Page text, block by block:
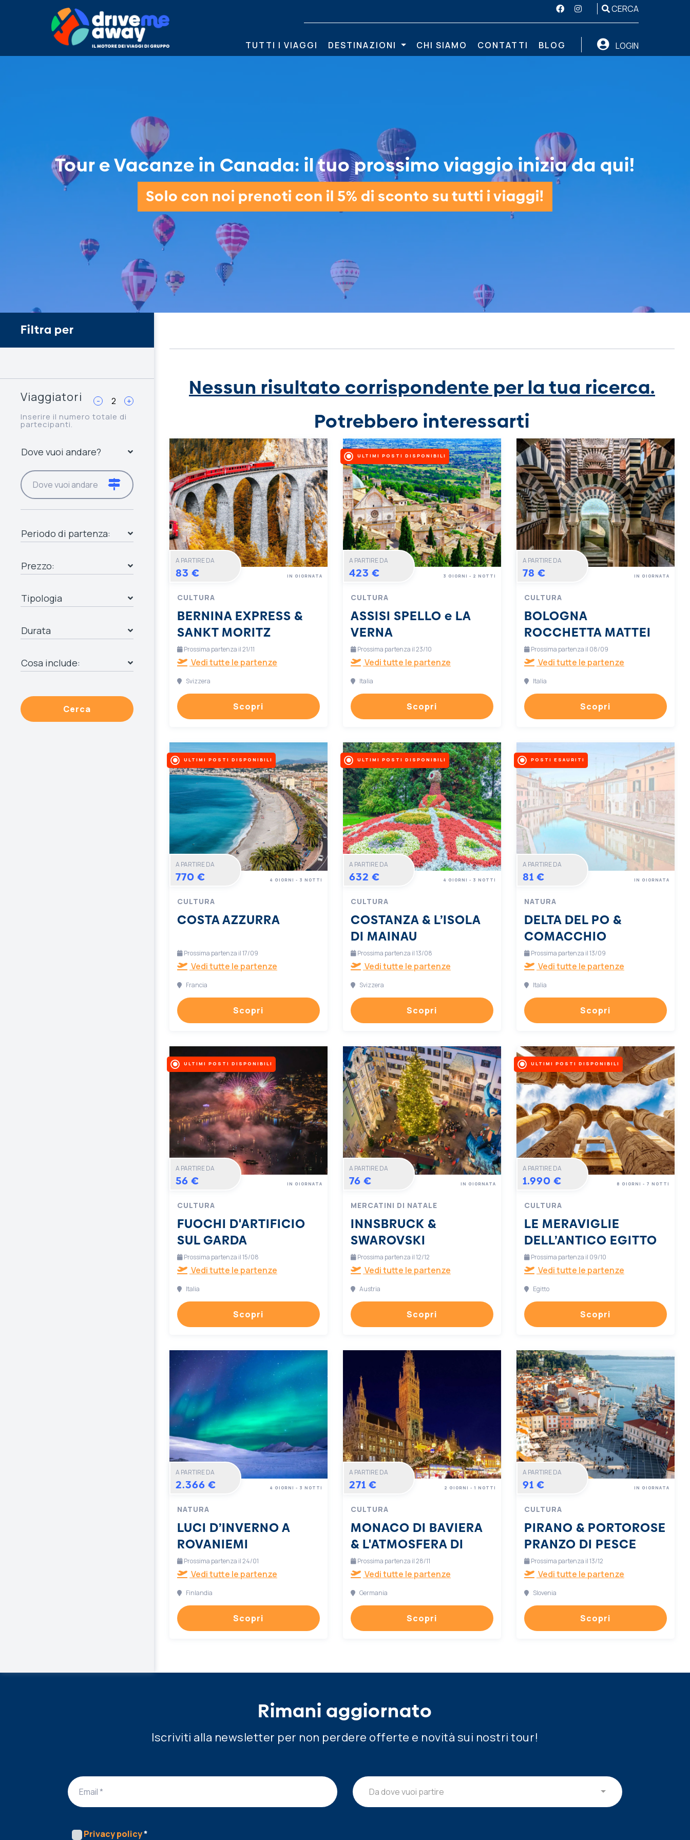
CERCA
TUTTI I VIAGGI DESTINAZIONI CHI SIAMO CONTATTI BLOG LOGIN
Tour e Vacanze in Canada: il tuo prossimo viaggio inizia da qui!
Solo con noi prenoti con il 5% di sconto su tutti i viaggi!
Filtra per
Viaggiatori - +
Inserire il numero totale di
partecipanti.
Dove vuoi andare?
Periodo di partenza:
Prezzo:
Tipologia
Durata
Cosa include:
Cerca
Nessun risultato corrispondente per la tua ricerca.
Potrebbero interessarti
A PARTIRE DA
83 €
CULTURA
BERNINA EXPRESS &
SANKT MORITZ
IN GIORNATA
Prossima partenza il 21/11
Vedi tutte le partenze
Svizzera
Scopri
ULTIMI POSTI DISPONIBILI
A PARTIRE DA
423 €
CULTURA
ASSISI SPELLO e LA
VERNA
3 GIORNI - 2 NOTTI
Prossima partenza il 23/10
Vedi tutte le partenze
Italia
Scopri
A PARTIRE DA
78 €
CULTURA
BOLOGNA
ROCCHETTA MATTEI
IN GIORNATA
Prossima partenza il 08/09
Vedi tutte le partenze
Italia
Scopri
ULTIMI POSTI DISPONIBILI
A PARTIRE DA
770 €
CULTURA
COSTA AZZURRA
4 GIORNI - 3 NOTTI
Prossima partenza il 17/09
Vedi tutte le partenze
Francia
Scopri
ULTIMI POSTI DISPONIBILI
A PARTIRE DA
632 €
CULTURA
COSTANZA & L’ISOLA
DI MAINAU
4 GIORNI - 3 NOTTI
Prossima partenza il 13/08
Vedi tutte le partenze
Svizzera
Scopri
POSTI ESAURITI
A PARTIRE DA
81 €
NATURA
DELTA DEL PO &
COMACCHIO
IN GIORNATA
Prossima partenza il 13/09
Vedi tutte le partenze
Italia
Scopri
ULTIMI POSTI DISPONIBILI
A PARTIRE DA
56 €
CULTURA
FUOCHI D'ARTIFICIO
SUL GARDA
IN GIORNATA
Prossima partenza il 15/08
Vedi tutte le partenze
Italia
Scopri
A PARTIRE DA
76 €
MERCATINI DI NATALE
INNSBRUCK &
SWAROVSKI
IN GIORNATA
Prossima partenza il 12/12
Vedi tutte le partenze
Austria
Scopri
ULTIMI POSTI DISPONIBILI
A PARTIRE DA
1.990 €
CULTURA
LE MERAVIGLIE
DELL’ANTICO EGITTO
8 GIORNI - 7 NOTTI
Prossima partenza il 09/10
Vedi tutte le partenze
Egitto
Scopri
A PARTIRE DA
2.366 €
NATURA
LUCI D’INVERNO A
ROVANIEMI
4 GIORNI - 3 NOTTI
Prossima partenza il 24/01
Vedi tutte le partenze
Finlandia
Scopri
A PARTIRE DA
271 €
CULTURA
MONACO DI BAVIERA
& L'ATMOSFERA DI
NATALE
2 GIORNI - 1 NOTTI
Prossima partenza il 28/11
Vedi tutte le partenze
Germania
Scopri
A PARTIRE DA
91 €
CULTURA
PIRANO & PORTOROSE
PRANZO DI PESCE
IN GIORNATA
Prossima partenza il 13/12
Vedi tutte le partenze
Slovenia
Scopri
Rimani aggiornato
Iscriviti alla newsletter per non perdere offerte e novità sui nostri tour!
Da dove vuoi partire
Privacy policy*